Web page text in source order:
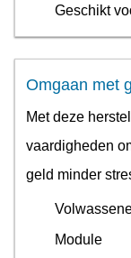
Geschikt
Omgaan met
Met deze
vaardigheden
geld minder
Module